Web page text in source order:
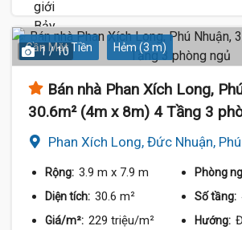
Gần Mặt Tiền Hẻm (3 m)
1 / 10
Bán nhà Phan Xích Long,
30.6m² (4m x 8m) 4 Tầng 3
Phan Xích Long, Đức Nhuận,
Rộng: 3.9 m x 7.9 m Phòng
Diện tích: 30.6 m² Số tầng:
Giá/m²: 229 triệu/m² Hướng: